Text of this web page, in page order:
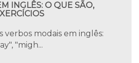
INGLÊS: O QUE SÃO,
verbos modais em inglês:
"migh...